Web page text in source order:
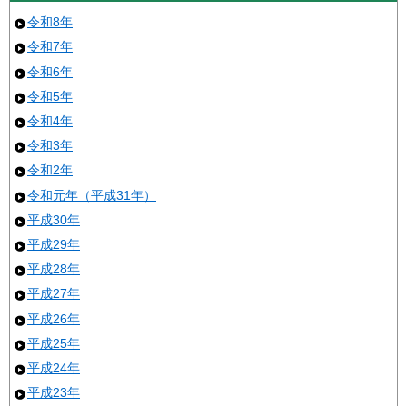
令和8年
令和7年
令和6年
令和5年
令和4年
令和3年
令和2年
令和元年（平成31年）
平成30年
平成29年
平成28年
平成27年
平成26年
平成25年
平成24年
平成23年